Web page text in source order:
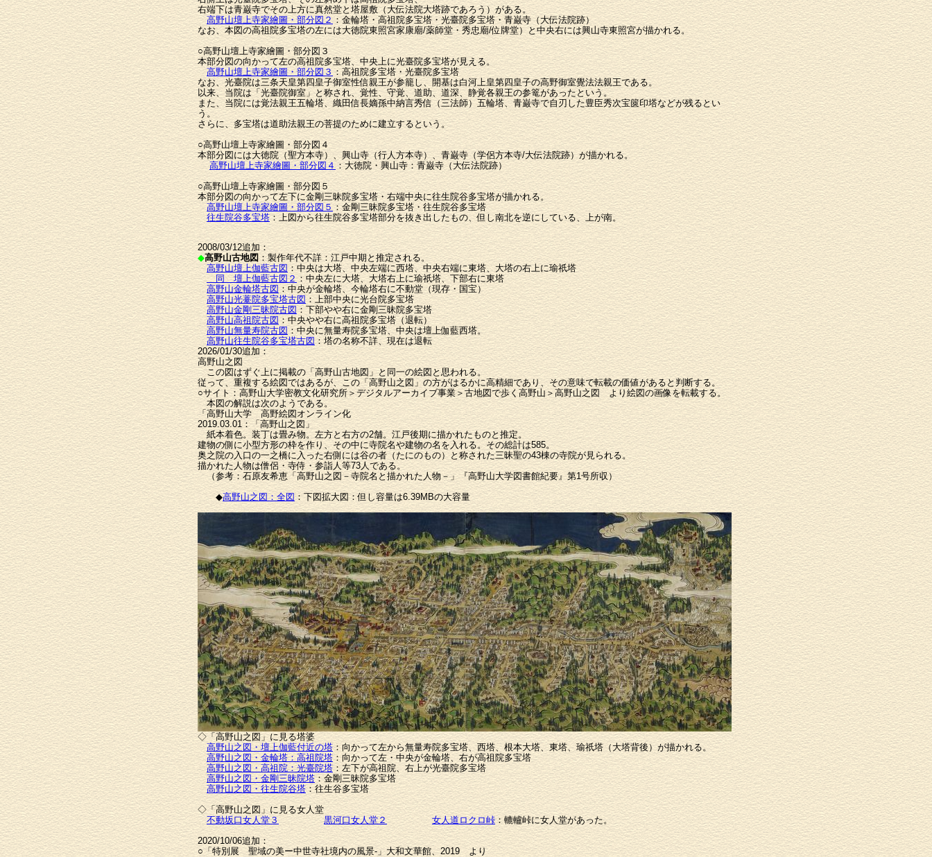
右端下は青巌寺でその上方に真然堂と塔屋敷（大伝法院大塔跡であろう）がある。
高野山壇上寺家繪圖・部分図２：金輪塔・高祖院多宝塔・光臺院多宝塔・青巌寺（大伝法院跡）
なお、本図の高祖院多宝塔の左には大徳院東照宮家康廟/薬師堂・秀忠廟/位牌堂）と中央右には興山寺東照宮が描かれる。
○高野山壇上寺家繪圖・部分図３
本部分図の向かって左の高祖院多宝塔、中央上に光臺院多宝塔が見える。
高野山壇上寺家繪圖・部分図３ ：高祖院多宝塔・光臺院多宝塔
なお、光臺院は三条天皇第四皇子御室性信親王が参籠し、開基は白河上皇第四皇子の高野御室覺法法親王である。
以来、当院は「光臺院御室」と称され、覚性、守覚、道助、道深、静覚各親王の参篭があったという。
また、当院には覚法親王五輪塔、織田信長嫡孫中納言秀信（三法師）五輪塔、青巌寺で自刃した豊臣秀次宝篋印塔などが残るとい
う。
さらに、多宝塔は道助法親王の菩提のために建立するという。
○高野山壇上寺家繪圖・部分図４
本部分図には大徳院（聖方本寺）、興山寺（行人方本寺）、青巌寺（学侶方本寺/大伝法院跡）が描かれる。
高野山壇上寺家繪圖・部分図４：大徳院・興山寺：青巌寺（大伝法院跡）
○高野山壇上寺家繪圖・部分図５
本部分図の向かって左下に金剛三昧院多宝塔・右端中央に往生院谷多宝塔が描かれる。
高野山壇上寺家繪圖・部分図５ ：金剛三昧院多宝塔・往生院谷多宝塔
往生院谷多宝塔：上図から往生院谷多宝塔部分を抜き出したもの、但し南北を逆にしている、上が南。
2008/03/12追加：
◆高野山古地図：製作年代不詳：江戸中期と推定される。
高野山壇上伽藍古図 ：中央は大塔、中央左端に西塔、中央右端に東塔、大塔の右上に瑜祇塔
同 壇上伽藍古図２ ：中央左に大塔、大塔右上に瑜祇塔、下部右に東塔
高野山金輪塔古図 ：中央が金輪塔、今輪塔右に不動堂（現存・国宝）
高野山光薹院多宝塔古図 ：上部中央に光台院多宝塔
高野山金剛三昧院古図：下部やや右に金剛三昧院多宝塔
高野山高祖院古図 ：中央やや右に高祖院多宝塔（退転）
高野山無量寿院古図：中央に無量寿院多宝塔、中央は壇上伽藍西塔。
高野山往生院谷多宝塔古図：塔の名称不詳、現在は退転
2026/01/30追加：
高野山之図
この図はずぐ上に掲載の「高野山古地図」と同一の絵図と思われる。
従って、重複する絵図ではあるが、この「高野山之図」の方がはるかに高精細であり、その意味で転載の価値があると判断する。
○サイト：高野山大学密教文化研究所＞デジタルアーカイブ事業＞古地図で歩く高野山＞高野山之図 より絵図の画像を転載する。
本図の解説は次のようである。
「高野山大学 高野絵図オンライン化
2019.03.01：「高野山之図」
紙本着色。装丁は畳み物。左方と右方の2舗。江戸後期に描かれたものと推定。
建物の側に小型方形の枠を作り、その中に寺院名や建物の名を入れる。その総計は585。
奥之院の入口の一之橋に入った右側には谷の者（たにのもの）と称された三昧聖の43棟の寺院が見られる。
描かれた人物は僧侶・寺侍・参詣人等73人である。
（参考：石原友希恵「高野山之図－寺院名と描かれた人物－」『高野山大学図書館紀要』第1号所収）
◆高野山之図：全図：下図拡大図：但し容量は6.39MBの大容量
◇「高野山之図」に見る塔婆
高野山之図・壇上伽藍付近の塔：向かって左から無量寿院多宝塔、西塔、根本大塔、東塔、瑜祇塔（大塔背後）が描かれる。
高野山之図・金輪塔：高祖院塔：向かって左・中央が金輪塔、右が高祖院多宝塔
高野山之図・高祖院：光臺院塔：左下が高祖院、右上が光臺院多宝塔
高野山之図・金剛三昧院塔：金剛三昧院多宝塔
高野山之図・往生院谷塔：往生谷多宝塔
◇「高野山之図」に見る女人堂
不動坂口女人堂３
黒河口女人堂２ 女人道ロクロ峠：轆轤峠に女人堂があった。
2020/10/06追加：
○「特別展 聖域の美ー中世寺社境内の風景-」大和文華館、2019 より